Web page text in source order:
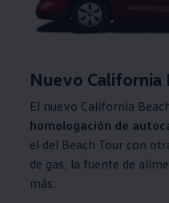
Nuevo California
El nuevo California
homologación de
el del Beach Tour con
de gas, la fuente de
más.